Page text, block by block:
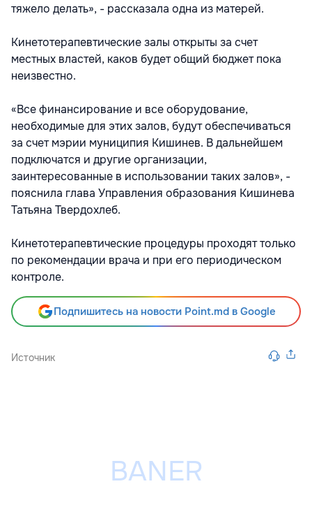
тяжело делать», - рассказала одна из матерей.
Кинетотерапевтические залы открыты за счет
местных властей, каков будет общий бюджет пока
неизвестно.
«Все финансирование и все оборудование,
необходимые для этих залов, будут обеспечиваться
за счет мэрии муниципия Кишинев. В дальнейшем
подключатся и другие организации,
заинтересованные в использовании таких залов», -
пояснила глава Управления образования Кишинева
Татьяна Твердохлеб.
Кинетотерапевтические процедуры проходят только
по рекомендации врача и при его периодическом
контроле.
Подпишитесь на новости Point.md в Google
Источник